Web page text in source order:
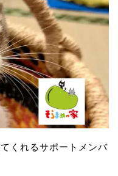
くれるサポートメンバ